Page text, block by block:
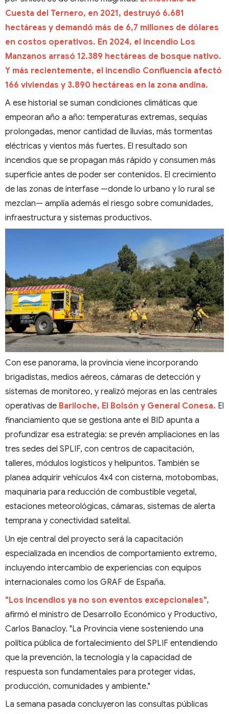
Cuesta del Ternero, en 2021, destruyó 6.681
hectáreas y demandó más de 6,7 millones de dólares
en costos operativos. En 2024, el incendio Los
Manzanos arrasó 12.389 hectáreas de bosque nativo.
Y más recientemente, el incendio Confluencia afectó
166 viviendas y 3.890 hectáreas en la zona andina.
A ese historial se suman condiciones climáticas que
empeoran año a año: temperaturas extremas, sequías
prolongadas, menor cantidad de lluvias, más tormentas
eléctricas y vientos más fuertes. El resultado son
incendios que se propagan más rápido y consumen más
superficie antes de poder ser contenidos. El crecimiento
de las zonas de interfase —donde lo urbano y lo rural se
mezclan— amplía además el riesgo sobre comunidades,
infraestructura y sistemas productivos.
Con ese panorama, la provincia viene incorporando
brigadistas, medios aéreos, cámaras de detección y
sistemas de monitoreo, y realizó mejoras en las centrales
operativas de Bariloche, El Bolsón y General Conesa. El
financiamiento que se gestiona ante el BID apunta a
profundizar esa estrategia: se prevén ampliaciones en las
tres sedes del SPLIF, con centros de capacitación,
talleres, módulos logísticos y helipuntos. También se
planea adquirir vehículos 4x4 con cisterna, motobombas,
maquinaria para reducción de combustible vegetal,
estaciones meteorológicas, cámaras, sistemas de alerta
temprana y conectividad satelital.
Un eje central del proyecto será la capacitación
especializada en incendios de comportamiento extremo,
incluyendo intercambio de experiencias con equipos
internacionales como los GRAF de España.
"Los incendios ya no son eventos excepcionales",
afirmó el ministro de Desarrollo Económico y Productivo,
Carlos Banacloy. "La Provincia viene sosteniendo una
política pública de fortalecimiento del SPLIF entendiendo
que la prevención, la tecnología y la capacidad de
respuesta son fundamentales para proteger vidas,
producción, comunidades y ambiente."
La semana pasada concluyeron las consultas públicas